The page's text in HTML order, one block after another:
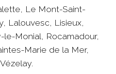
Le Mont-Saint-
Lalouvesc, Lisieux,
Monial, Rocamadour,
Marie de la Mer,